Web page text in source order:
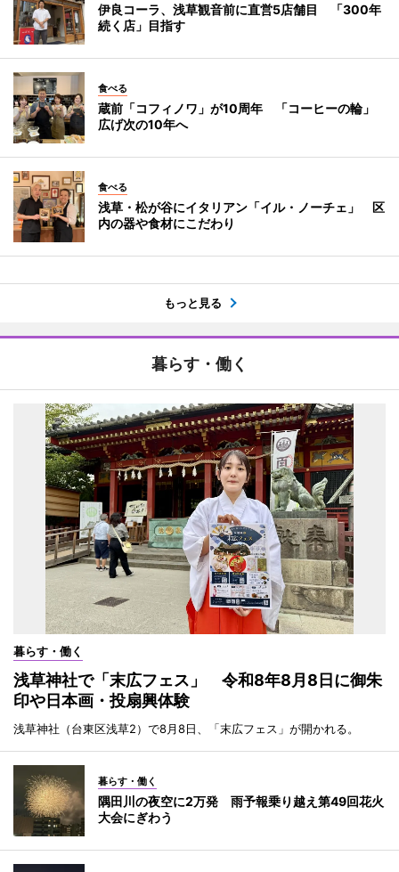
伊良コーラ、浅草観音前に直営5店舗目 「300年
続く店」目指す
食べる
蔵前「コフィノワ」が10周年 「コーヒーの輪」
広げ次の10年へ
食べる
浅草・松が谷にイタリアン「イル・ノーチェ」 区
内の器や食材にこだわり
もっと見る
暮らす・働く
暮らす・働く
浅草神社で「末広フェス」 令和8年8月8日に御朱
印や日本画・投扇興体験
浅草神社（台東区浅草2）で8月8日、「末広フェス」が開かれる。
暮らす・働く
隅田川の夜空に2万発 雨予報乗り越え第49回花火
大会にぎわう